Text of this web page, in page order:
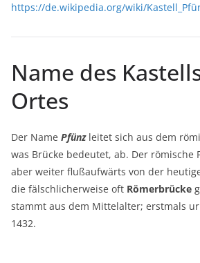
https://de.wikipedia.org/wiki/
Name des
Ortes
Der Name Pfünzleitet sich aus dem
was Brücke bedeutet, ab. Der römische
aber weiter flußaufwärts von der
die fälschlicherweise oft Römerbrücke
stammt aus dem Mittelalter; erstmals
1432.